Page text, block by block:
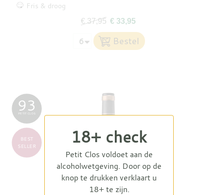
Fris & droog
€ 37,95 € 33,95
93
PETIT CLOS
BEST
SELLER 18+ check
Petit Clos voldoet aan de
alcoholwetgeving. Door op de
knop te drukken verklaart u
18+ te zijn.